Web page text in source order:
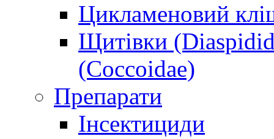
Цикламеновий
Щитівки
(Coccoidae)
Препарати
Інсектициди